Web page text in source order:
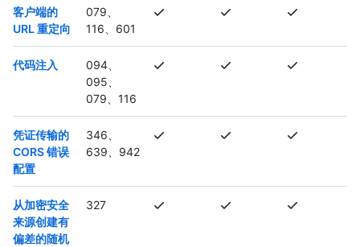
客户端的
URL 重定向
079、
116、601
代码注入
094、
095、
079、116
凭证传输的
CORS 错误
配置
346、
639、942
从加密安全
来源创建有
偏差的随机
327